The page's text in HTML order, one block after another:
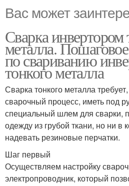
Вас может
Сварка инвертором
металла.
по свариванию
тонкого металла
Сварка тонкого металла
сварочный процесс, иметь под
специальный шлем для сварки,
одежду из грубой ткани, но ни в
надевать резиновые перчатки.
Шаг первый
Осуществляем настройку
электропроводник, который